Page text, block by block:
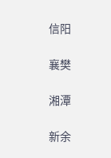
信阳
襄樊
湘潭
新余